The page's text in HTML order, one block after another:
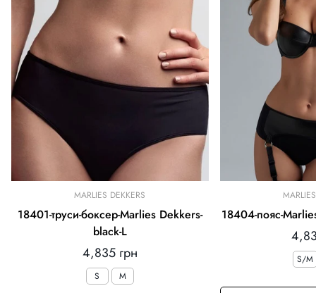
MARLIES DEKKERS
18401-труси-боксер-Marlies Dekkers-
black-L
Звичайна
ціна
4,835 грн
S M
18404-пояс-
ціна
S/M